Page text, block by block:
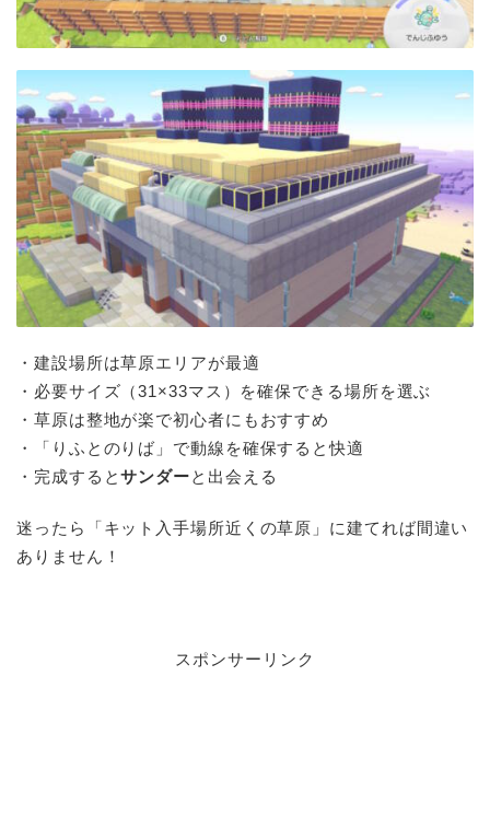
・建設場所は草原エリアが最適
・必要サイズ（31×33マス）を確保できる場所を選ぶ
・草原は整地が楽で初心者にもおすすめ
・「りふとのりば」で動線を確保すると快適
・完成するとサンダーと出会える
迷ったら「キット入手場所近くの草原」に建てれば間違い
ありません！
スポンサーリンク